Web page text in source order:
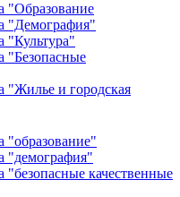
"Образование
"Демография"
"Культура"
"Безопасные
"Жилье и городская
"образование"
"демография"
"безопасные качественные